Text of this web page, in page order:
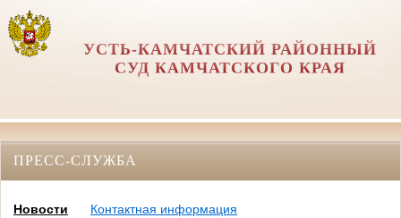
УСТЬ-КАМЧАТСКИЙ РАЙОННЫЙ
СУД КАМЧАТСКОГО КРАЯ
ПРЕСС-СЛУЖБА
Новости
Контактная информация